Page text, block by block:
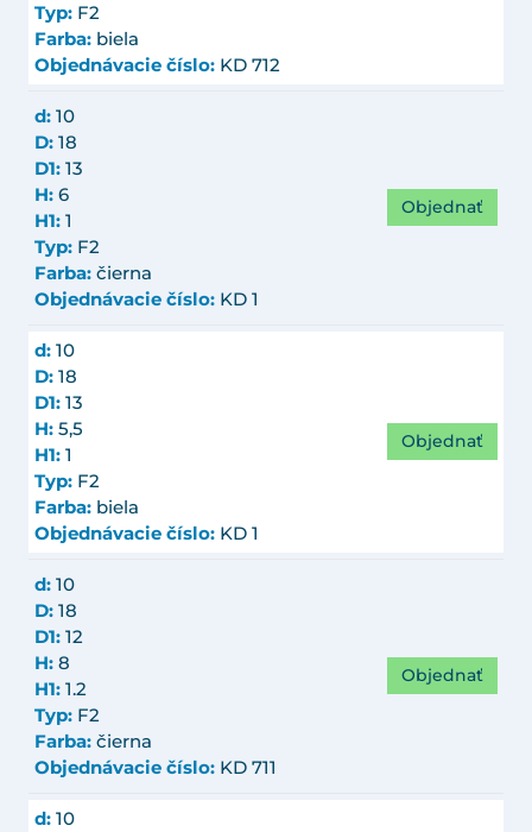
Typ: F2
Farba: biela
Objednávacie číslo: KD 712
d: 10
D: 18
D1: 13
H: 6
H1: 1
Typ: F2
Farba: čierna
Objednávacie číslo: KD 1
Objednať
d: 10
D: 18
D1: 13
H: 5,5
H1: 1
Typ: F2
Farba: biela
Objednávacie číslo: KD 1
Objednať
d: 10
D: 18
D1: 12
H: 8
H1: 1.2
Typ: F2
Farba: čierna
Objednávacie číslo: KD 711
Objednať
d: 10